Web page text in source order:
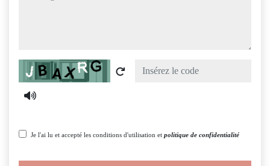
Captcha
Je l'ai lu et accepté les conditions d'utilisation et politique de confidentialité